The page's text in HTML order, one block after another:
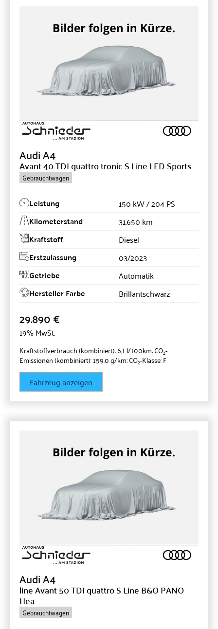
AudiA4
Avant 40 TDI quattro tronic S Line LED Sports
Gebrauchtwagen
Leistung 150 kW / 204 PS
Kilometerstand 31.650 km
Kraftstoff Diesel
Erstzulassung 03/2023
Getriebe Automatik
Hersteller Farbe Brillantschwarz
29.890 €
19% MwSt.
Kraftstoffverbrauch (kombiniert):6,1 l/100km;CO2-
Emissionen (kombiniert):159.0 g/km;CO2-Klasse:F
Fahrzeug anzeigen
AudiA4
line Avant 50 TDI quattro S Line B&O PANO
Hea
Gebrauchtwagen